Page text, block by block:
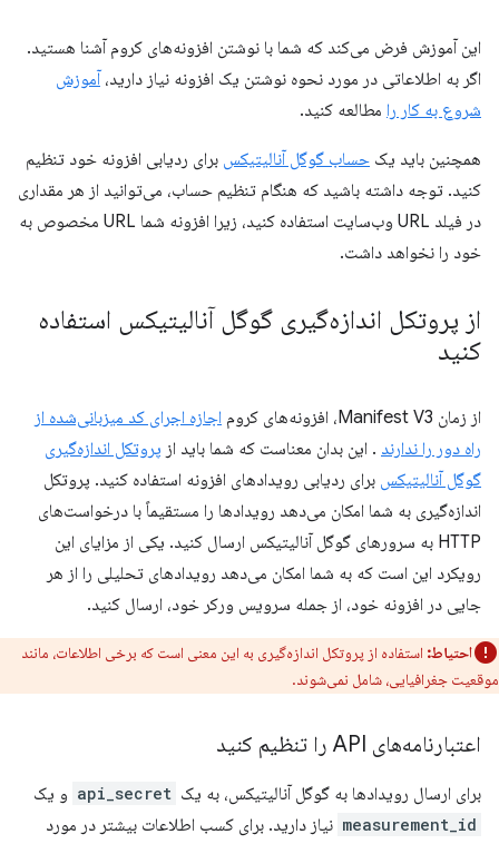
این آموزش فرض می‌کند که شما با نوشتن افزونه‌های کروم آشنا هستید.
اگر به اطلاعاتی در مورد نحوه نوشتن یک افزونه نیاز دارید، آموزش
شروع به کار را مطالعه کنید.
همچنین باید یک حساب گوگل آنالیتیکس برای ردیابی افزونه خود تنظیم
کنید. توجه داشته باشید که هنگام تنظیم حساب، می‌توانید از هر مقداری
در فیلد URL وب‌سایت استفاده کنید، زیرا افزونه شما URL مخصوص به
خود را نخواهد داشت.
از پروتکل اندازه‌گیری گوگل آنالیتیکس استفاده
کنید
از زمان Manifest V3، افزونه‌های کروم
اجازه اجرای کد میزبانی‌شده از
راه دور را ندارند . این بدان معناست که شما باید از پروتکل اندازه‌گیری
گوگل آنالیتیکس برای ردیابی رویدادهای افزونه استفاده کنید. پروتکل
اندازه‌گیری به شما امکان می‌دهد رویدادها را مستقیماً با درخواست‌های
HTTP به سرورهای گوگل آنالیتیکس ارسال کنید. یکی از مزایای این
رویکرد این است که به شما امکان می‌دهد رویدادهای تحلیلی را از هر
جایی در افزونه خود، از جمله سرویس ورکر خود، ارسال کنید.
احتیاط: استفاده از پروتکل اندازه‌گیری به این معنی است که برخی اطلاعات، مانند
موقعیت جغرافیایی، شامل نمی‌شوند.
اعتبارنامه‌های API را تنظیم کنید
برای ارسال رویدادها به گوگل آنالیتیکس، به یک api_secret و یک
measurement_id نیاز دارید. برای کسب اطلاعات بیشتر در مورد